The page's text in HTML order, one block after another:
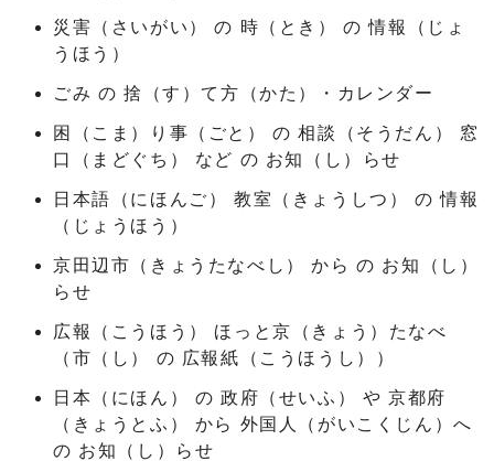
災害（さいがい） の 時（とき） の 情報（じょ
うほう）
ごみ の 捨（す）て方（かた）・カレンダー
困（こま）り事（ごと） の 相談（そうだん） 窓
口（まどぐち） など の お知（し）らせ
日本語（にほんご） 教室（きょうしつ） の 情報
（じょうほう）
京田辺市（きょうたなべし） から の お知（し）
らせ
広報（こうほう） ほっと京（きょう）たなべ
（市（し） の 広報紙（こうほうし））
日本（にほん） の 政府（せいふ） や 京都府
（きょうとふ） から 外国人（がいこくじん）へ
の お知（し）らせ